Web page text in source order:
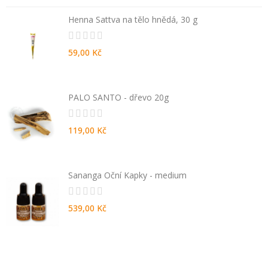
Henna Sattva na tělo hnědá, 30 g
59,00 Kč
PALO SANTO - dřevo 20g
119,00 Kč
Sananga Oční Kapky - medium
539,00 Kč